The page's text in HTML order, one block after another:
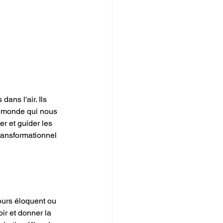
dans l'air. Ils
qui nous
et guider les
éloquent ou
et donner la